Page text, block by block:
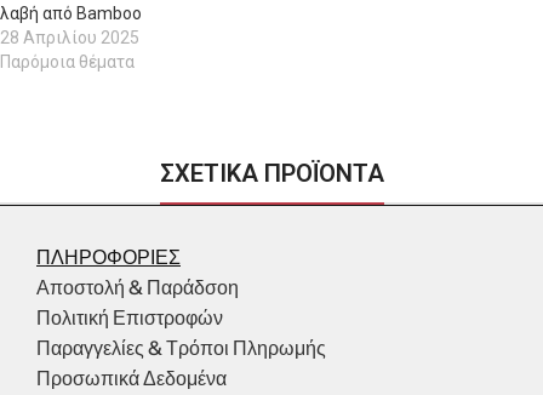
λαβή από Bamboo
28 Απριλίου 2025
Παρόμοια θέματα
ΣΧΕΤΙΚΑ ΠΡΟΪΟΝΤΑ
ΠΛΗΡΟΦΟΡΙΕΣ
Αποστολή & Παράδσοη
Πολιτική Επιστροφών
Παραγγελίες & Τρόποι Πληρωμής
Προσωπικά Δεδομένα